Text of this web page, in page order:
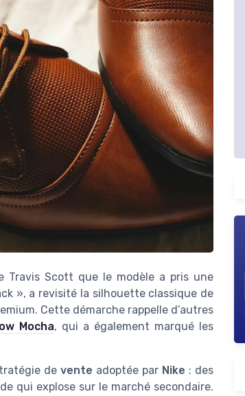
Travis Scott que le modèle a pris une
», a revisité la silhouette classique de
Cette démarche rappelle d’autres
Mocha, qui a également marqué les
de vente adoptée par Nike : des
qui explose sur le marché secondaire.